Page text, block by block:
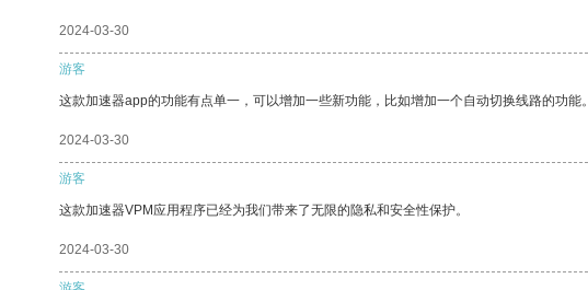
2024-03-30
游客
这款加速器app的功能有点单一，可以增加一些新功能，比如增加一个自动切换线路的功能。
2024-03-30
游客
这款加速器VPM应用程序已经为我们带来了无限的隐私和安全性保护。
2024-03-30